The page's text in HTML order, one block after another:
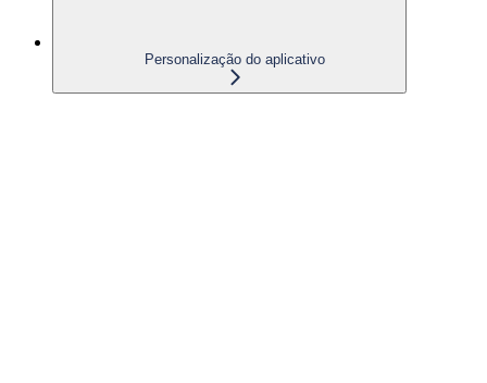
Personalização do aplicativo